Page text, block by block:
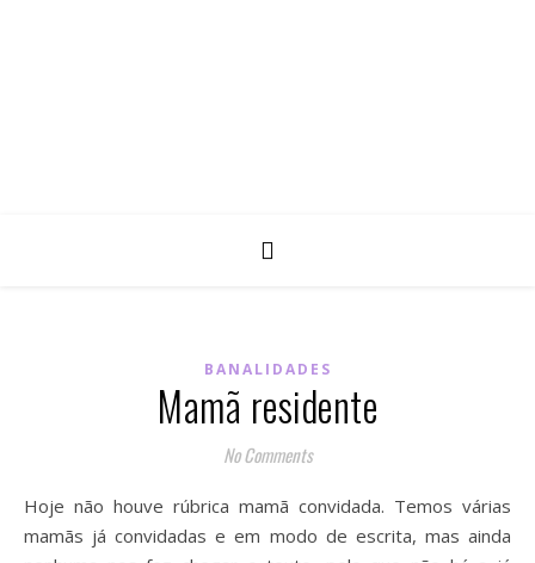
BANALIDADES
Mamã residente
No Comments
Hoje não houve rúbrica mamã convidada. Temos várias
mamãs já convidadas e em modo de escrita, mas ainda